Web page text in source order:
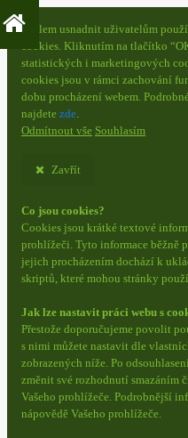
S cílem usnadnit uživatelům
cookies. Kliknutím na tlačítko
statistických i marketingových
cookies jsou v rámci zachování
dobu procházení webem.
najdete zde.
Odmítnout vše Souhlasím
Zavřít
Co jsou cookies?
Cookies jsou krátké textové
prohlížeči. Tyto informace běžně
jejich procházením dochází k
skriptů, které mohou stránky
Jak lze nastavit práci webu s
Přestože doporučujeme povolit
s nimi můžete nastavit dle
zobrazených níže. Po
změnit své rozhodnutí smazáním
Vašeho prohlížeče. Podrobnější
nápovědě Vašeho prohlížeče.